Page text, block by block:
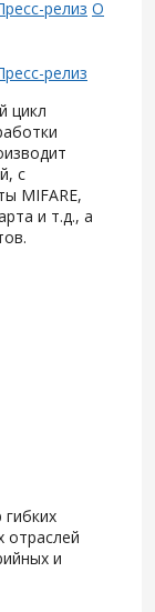
релиз О
релиз
цикл
с
MIFARE,
и т.д., а
отраслей
и